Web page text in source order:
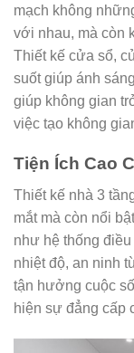
mạch không
với nhau, mà còn
Thiết kế cửa sổ,
suốt giúp ánh
giúp không gian
việc tạo không
Tiện Ích Cao
Thiết kế nhà 3
mắt mà còn nổi
như hệ thống
nhiệt độ, an ninh
tận hưởng cuộc
hiện sự đẳng cấp